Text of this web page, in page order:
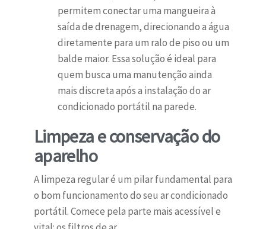
permitem conectar uma mangueira à
saída de drenagem, direcionando a água
diretamente para um ralo de piso ou um
balde maior. Essa solução é ideal para
quem busca uma manutenção ainda
mais discreta após a instalação do ar
condicionado portátil na parede.
Limpeza e conservação do
aparelho
A limpeza regular é um pilar fundamental para
o bom funcionamento do seu ar condicionado
portátil. Comece pela parte mais acessível e